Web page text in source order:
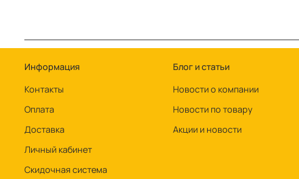
Информация
Контакты
Оплата
Доставка
Личный кабинет
Скидочная система
Блог и статьи
Новости о компании
Новости по товару
Акции и новости